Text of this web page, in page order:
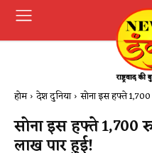
होम देश दुनिया सोना इस हफ्ते
सोना इस हफ्ते 1,700
लाख पार हुई!